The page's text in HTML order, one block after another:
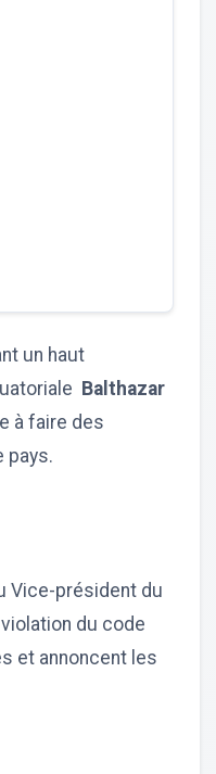
un haut
Balthazar
à faire des
pays.
Vice-président du
du code
et annoncent les